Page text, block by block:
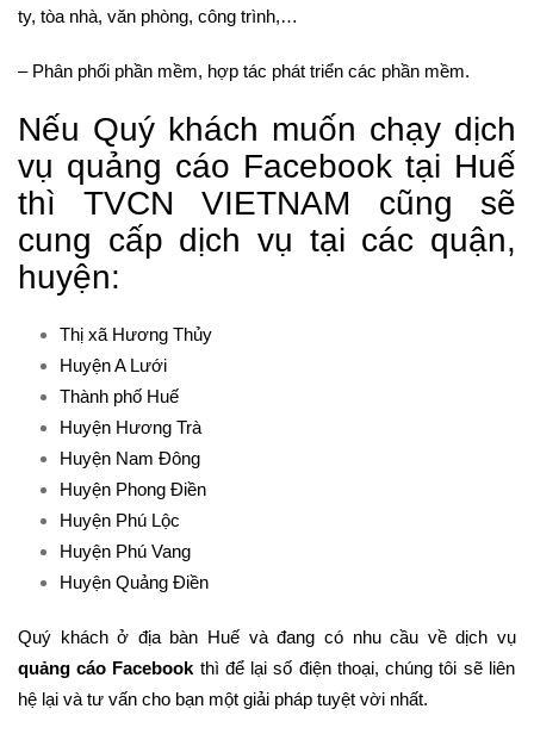
ty, tòa nhà, văn phòng, công trình,…
– Phân phối phần mềm, hợp tác phát triển các phần mềm.
Nếu Quý khách muốn chạy dịch
vụ quảng cáo Facebook tại Huế
thì TVCN VIETNAM cũng sẽ
cung cấp dịch vụ tại các quận,
huyện:
Thị xã Hương Thủy
Huyện A Lưới
Thành phố Huế
Huyện Hương Trà
Huyện Nam Đông
Huyện Phong Điền
Huyện Phú Lộc
Huyện Phú Vang
Huyện Quảng Điền
Quý khách ở địa bàn Huế và đang có nhu cầu về dịch vụ
quảng cáo Facebook thì để lại số điện thoại, chúng tôi sẽ liên
hệ lại và tư vấn cho bạn một giải pháp tuyệt vời nhất.